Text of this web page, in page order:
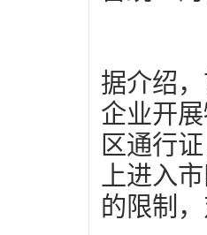
据介绍
企业开
区通行
上进入
的限制